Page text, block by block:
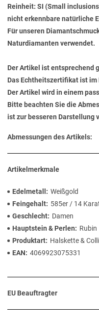
Reinheit: SI (Small
nicht erkennbare natürliche
Für unseren
Naturdiamanten verwendet.
Der Artikel ist entsprechend
Das Echtheitszertifikat ist
Der Artikel wird in einem
Bitte beachten Sie die
ist zur besseren Darstellung
Abmessungen des Artikels:
Artikelmerkmale
Edelmetall
Weißgold
Feingehalt
585er / 14
Geschlecht
Damen
Hauptstein & Perlen
Rubin
Produktart
Halskette &
EAN
4069923075331
EU Beauftragter